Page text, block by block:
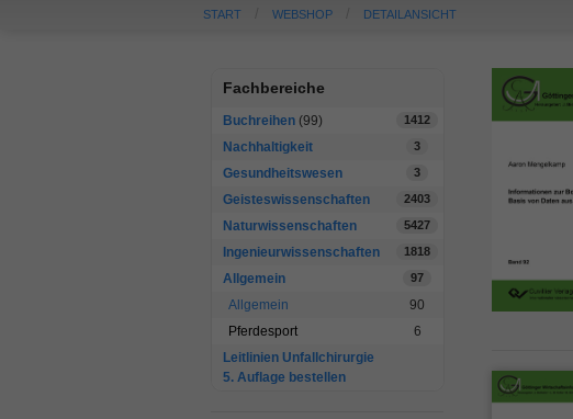
START WEBSHOP DETAILANSICHT
Fachbereiche
Buchreihen (99) 1412
Nachhaltigkeit 3
Gesundheitswesen 3
Geisteswissenschaften 2403
Naturwissenschaften 5427
Ingenieurwissenschaften 1818
Allgemein 97
Allgemein
90
Pferdesport
6
Leitlinien Unfallchirurgie
5. Auflage bestellen